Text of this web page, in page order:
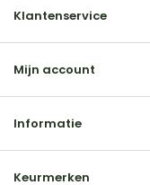
Klantenservice
Mijn account
Informatie
Keurmerken